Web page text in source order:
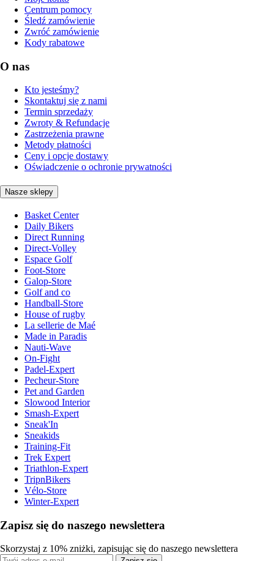
Centrum pomocy
Śledź zamówienie
Zwróć zamówienie
Kody rabatowe
O nas
Kto jesteśmy?
Skontaktuj się z nami
Termin sprzedaży
Zwroty & Refundacje
Zastrzeżenia prawne
Metody płatności
Ceny i opcje dostawy
Oświadczenie o ochronie prywatności
Nasze sklepy
Basket Center
Daily Bikers
Direct Running
Direct-Volley
Espace Golf
Foot-Store
Galop-Store
Golf and co
Handball-Store
House of rugby
La sellerie de Maé
Made in Paradis
Nauti-Wave
On-Fight
Padel-Expert
Pecheur-Store
Pet and Garden
Slowood Interior
Smash-Expert
Sneak'In
Sneakids
Training-Fit
Trek Expert
Triathlon-Expert
TripnBikers
Vélo-Store
Winter-Expert
Zapisz się do naszego newslettera
Skorzystaj z 10% zniżki, zapisując się do naszego newslettera